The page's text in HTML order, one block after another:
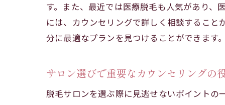
愛
す。また、最近では医療脱毛も人気があり、
には、カウンセリングで詳しく相談するこ
分に最適なプランを見つけることができます
サロン選びで重要なカウンセリングの
脱毛サロンを選ぶ際に見逃せないポイントの